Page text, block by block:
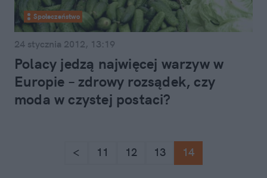
Społeczeństwo
24 stycznia 2012, 13:19
Polacy jedzą najwięcej warzyw w
Europie – zdrowy rozsądek, czy
moda w czystej postaci?
< 11 12 13 14